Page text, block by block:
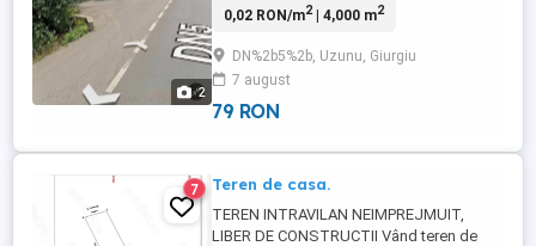
2
constructie casa, investitii hale productie ..
0,02 RON/m2| 4,000 m2
DN%2b5%2b, Uzunu, Giurgiu
7 august
79 RON
7 Teren de casa.
TEREN INTRAVILAN NEIMPREJMUIT,
LIBER DE CONSTRUCTII Vând teren de